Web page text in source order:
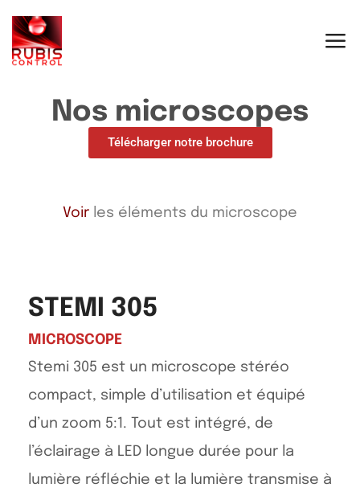
Nos microscopes
Télécharger notre brochure
Voir les éléments du microscope
STEMI 305
MICROSCOPE
Stemi 305 est un microscope stéréo
compact, simple d’utilisation et équipé
d’un zoom 5:1. Tout est intégré, de
l’éclairage à LED longue durée pour la
lumière réfléchie et la lumière transmise à